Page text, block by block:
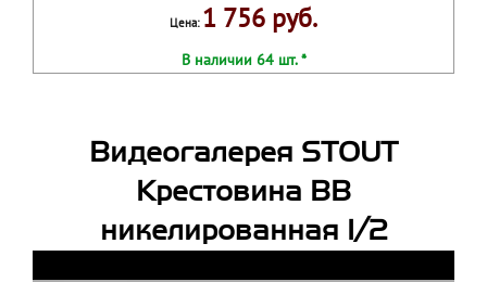
Цена: 1 756 руб.
В наличии 64 шт. *
Видеогалерея STOUT
Крестовина ВВ
никелированная 1/2